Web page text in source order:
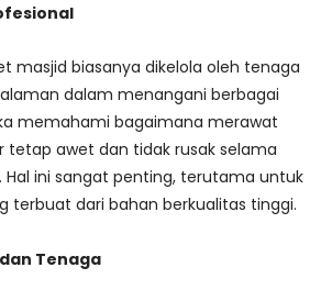
masjid biasanya dikelola oleh tenaga
dalam menangani berbagai
memahami bagaimana merawat
tetap awet dan tidak rusak selama
Hal ini sangat penting, terutama untuk
terbuat dari bahan berkualitas tinggi.
Tenaga